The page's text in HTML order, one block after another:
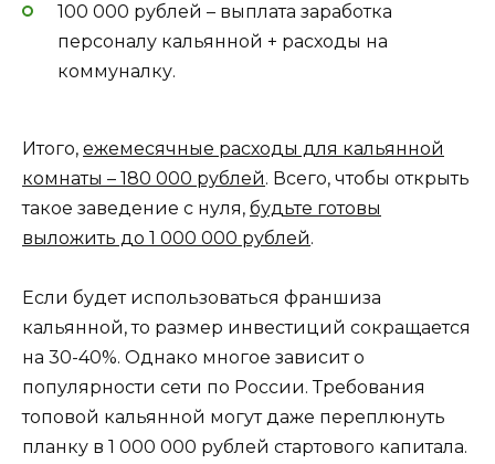
100 000 рублей – выплата заработка
персоналу кальянной + расходы на
коммуналку.
Итого, ежемесячные расходы для кальянной
комнаты – 180 000 рублей. Всего, чтобы открыть
такое заведение с нуля, будьте готовы
выложить до 1 000 000 рублей.
Если будет использоваться франшиза
кальянной, то размер инвестиций сокращается
на 30-40%. Однако многое зависит о
популярности сети по России. Требования
топовой кальянной могут даже переплюнуть
планку в 1 000 000 рублей стартового капитала.